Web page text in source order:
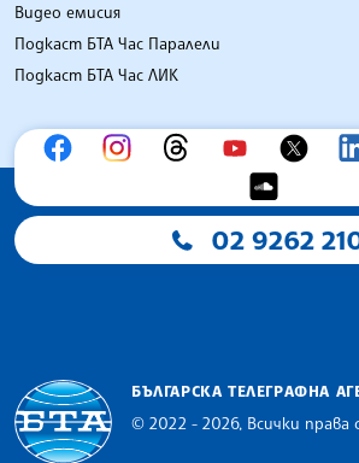
Видео емисия
Подкаст БТА Час Паралели
Подкаст БТА Час ЛИК
02 9262
БЪЛГАРСКА ТЕЛЕГРАФНА
© 2022 - 2026, Всички права